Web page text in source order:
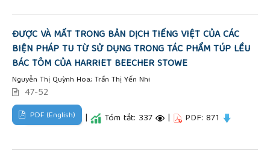
ĐƯỢC VÀ MẤT TRONG BẢN DỊCH TIẾNG VIỆT CỦA CÁC
BIỆN PHÁP TU TỪ SỬ DỤNG TRONG TÁC PHẨM TÚP LỀU
BÁC TÔM CỦA HARRIET BEECHER STOWE
Nguyễn Thị Quỳnh Hoa; Trần Thị Yến Nhi
47-52
PDF (English) | Tóm tắt: 337 | PDF: 871